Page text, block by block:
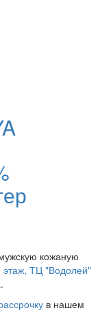
кожаную
этаж, ТЦ "Водолей"
в нашем